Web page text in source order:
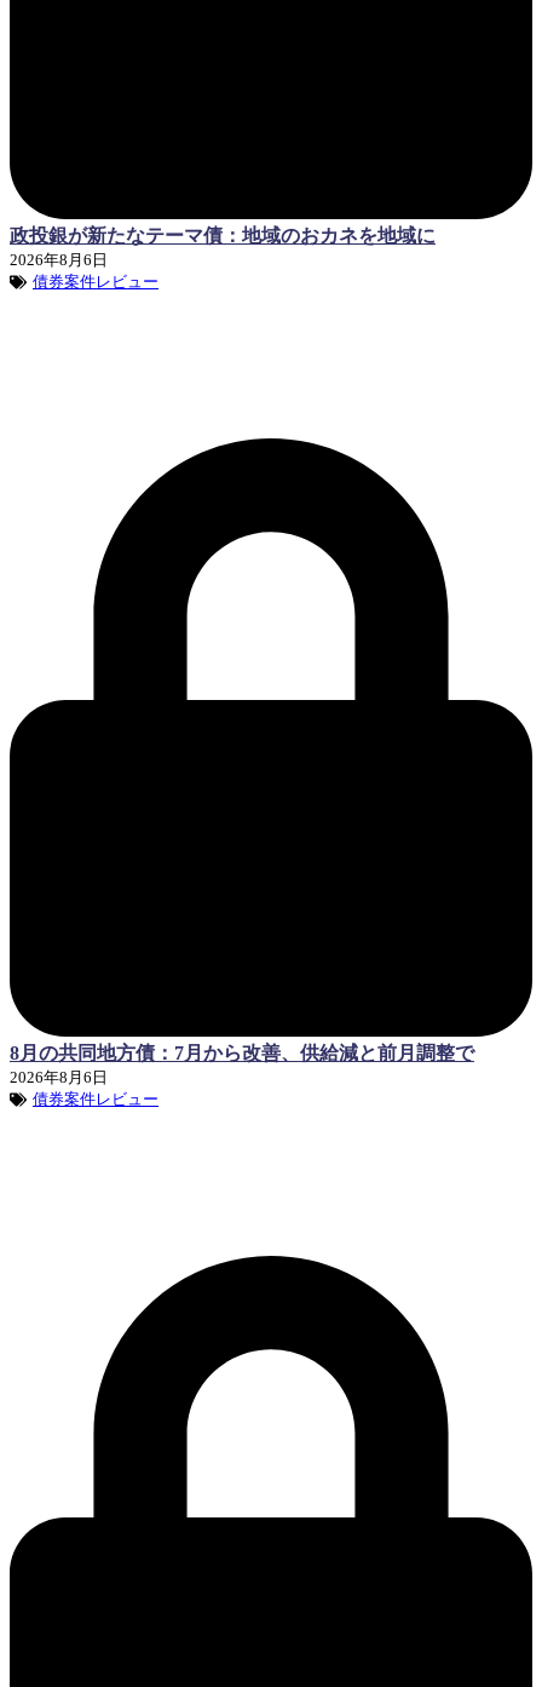
政投銀が新たなテーマ債：地域のおカネを地域に
2026年8月6日
債券案件レビュー
8月の共同地方債：7月から改善、供給減と前月調整で
2026年8月6日
債券案件レビュー